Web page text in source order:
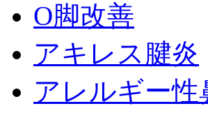
O脚改善
アキレス腱炎
アレルギー性